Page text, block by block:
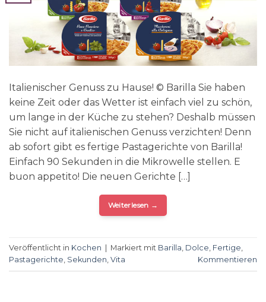
Italienischer Genuss zu Hause! © Barilla Sie haben
keine Zeit oder das Wetter ist einfach viel zu schön,
um lange in der Küche zu stehen? Deshalb müssen
Sie nicht auf italienischen Genuss verzichten! Denn
ab sofort gibt es fertige Pastagerichte von Barilla!
Einfach 90 Sekunden in die Mikrowelle stellen. E
buon appetito! Die neuen Gerichte […]
Weiterlesen →
Veröffentlicht in Kochen Markiert mit Barilla Dolce Fertige
Pastagerichte Sekunden Vita Kommentieren